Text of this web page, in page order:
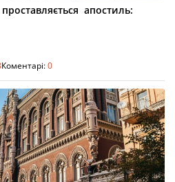
апостиль:
Коментарі:0